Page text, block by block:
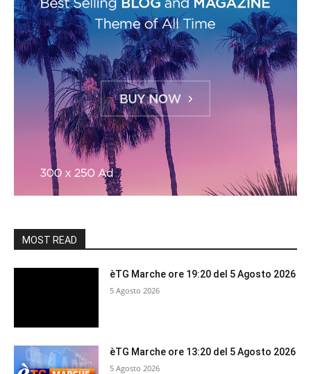
MOST READ
èTG Marche ore 19:20 del 5 Agosto 2026
5 Agosto 2026
èTG Marche ore 13:20 del 5 Agosto 2026
5 Agosto 2026